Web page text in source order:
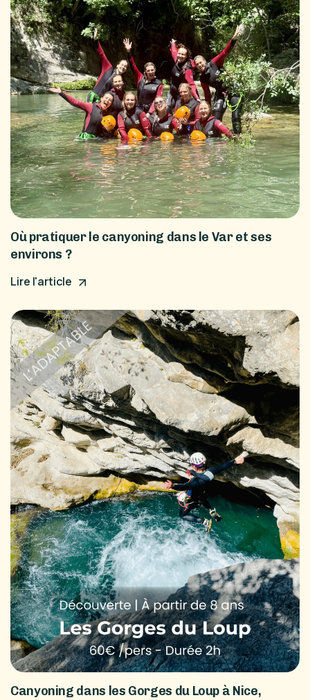
Où pratiquer le canyoning dans le Var et ses
environs ?
Lire l'article
Canyoning dans les Gorges du Loup à Nice,